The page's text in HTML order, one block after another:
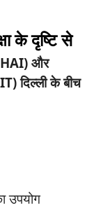
के दृष्टि से
NHAI) और
दिल्ली के बीच
उपयोग